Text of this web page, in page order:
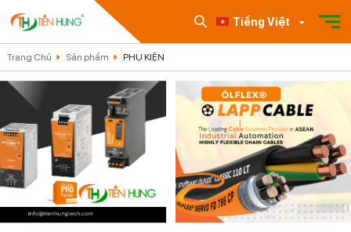
Tiếng Việt
Trang Chủ Sản phẩm PHỤ KIỆN